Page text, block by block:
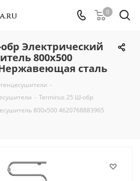
0
Электрический
800х500
Нержавеющая сталь
-
- Terminus 25 Ш-обр
800х500 4620768883965